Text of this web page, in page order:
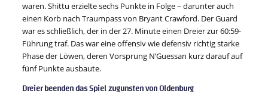
waren. Shittu erzielte sechs Punkte in Folge – darunter auch
einen Korb nach Traumpass von Bryant Crawford. Der Guard
war es schließlich, der in der 27. Minute einen Dreier zur 60:59-
Führung traf. Das war eine offensiv wie defensiv richtig starke
Phase der Löwen, deren Vorsprung N’Guessan kurz darauf auf
fünf Punkte ausbaute.
Dreier beenden das Spiel zugunsten von Oldenburg